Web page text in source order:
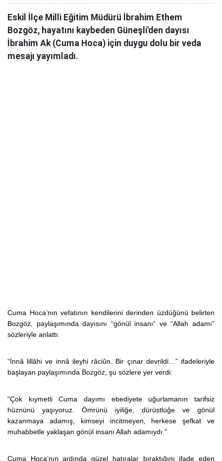
Eskil İlçe Milli Eğitim Müdürü İbrahim Ethem
Bozgöz, hayatını kaybeden Güneşli'den dayısı
İbrahim Ak (Cuma Hoca) için duygu dolu bir veda
mesajı yayımladı.
Cuma Hoca’nın vefatının kendilerini derinden üzdüğünü belirten
Bozgöz, paylaşımında dayısını “gönül insanı” ve “Allah adamı”
sözleriyle anlattı.
“İnnâ lillâhi ve innâ ileyhi râciûn. Bir çınar devrildi…” ifadeleriyle
başlayan paylaşımında Bozgöz, şu sözlere yer verdi:
“Çok kıymetli Cuma dayımı ebediyete uğurlamanın tarifsiz
hüznünü yaşıyoruz. Ömrünü iyiliğe, dürüstlüğe ve gönül
kazanmaya adamış, kimseyi incitmeyen, herkese şefkat ve
muhabbetle yaklaşan gönül insanı Allah adamıydı.”
Cuma Hoca’nın ardında güzel hatıralar bıraktığını ifade eden